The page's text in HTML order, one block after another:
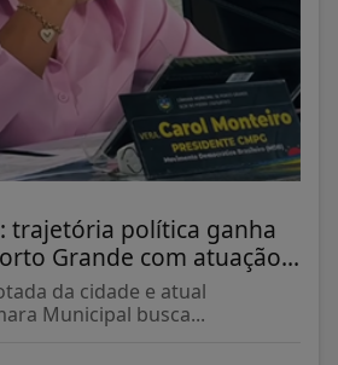
trajetória política ganha
Grande com atuação...
da cidade e atual
Municipal busca...